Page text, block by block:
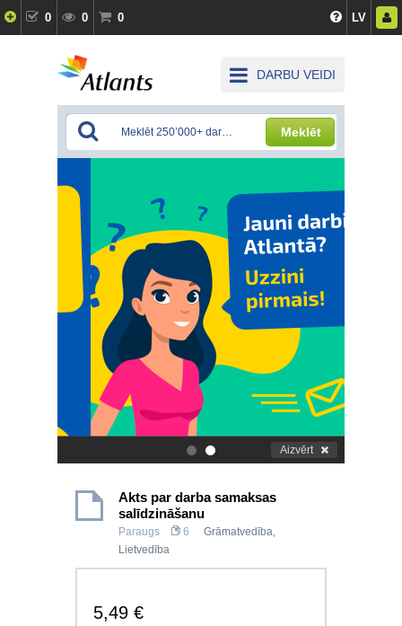
0 0 0 LV
DARBU VEIDI
Meklēt
. Aizvērt
Akts par darba samaksas
salīdzināšanu
Paraugs 6 Grāmatvedība,
Lietvedība
5,49 €